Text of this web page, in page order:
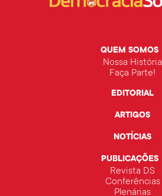
QUEM SOMOS
Nossa História
Faça Parte!
EDITORIAL
ARTIGOS
NOTÍCIAS
PUBLICAÇÕES
Revista DS
Conferências
Plenárias